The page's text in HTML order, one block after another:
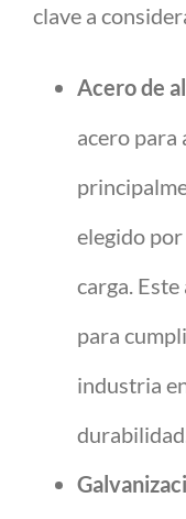
clave a
Acero de
acero para
elegido
carga.
para
industria